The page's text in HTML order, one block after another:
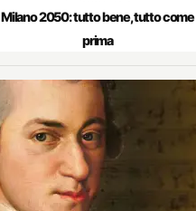
Milano 2050: tutto bene, tutto come
prima